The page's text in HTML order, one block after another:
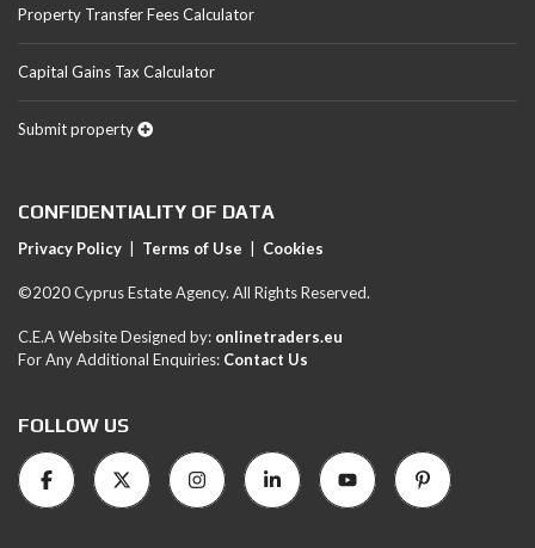
Property Transfer Fees Calculator
Capital Gains Tax Calculator
Submit property
CONFIDENTIALITY OF DATA
Privacy Policy Terms of Use Cookies
©2020 Cyprus Estate Agency. All Rights Reserved.
C.E.A Website Designed by: onlinetraders.eu
For Any Additional Enquiries: Contact Us
FOLLOW US